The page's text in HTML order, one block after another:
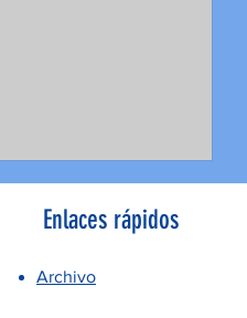
Enlaces rápidos
Archivo